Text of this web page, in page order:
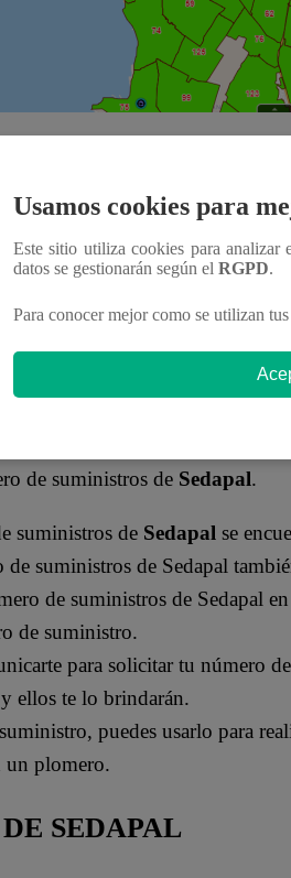
Invierte en factoring
de personas en la capital del
SUMINISTRO DE
de suministros de Sedapal.
suministros de Sedapal se
suministros de Sedapal
de suministros de Sedapal
de suministro.
para solicitar tu número
ellos te lo brindarán.
puedes usarlo para
un plomero.
SEDAPAL
Usamos cookies para
Este sitio utiliza cookies para
datos se gestionarán según el RGPD.
Para conocer mejor como se utilizan